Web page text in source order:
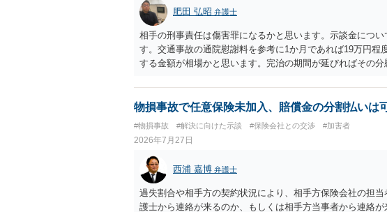
肥田 弘昭 弁護士
相手の刑事責任は傷害罪になるかと思います。示談金につ
す。交通事故の通院慰謝料を参考に1か月であれば19万円程
する金額が相場かと思います。完治の期間が延びればその
物損事故で任意保険未加入、賠償金の分割払いは
#物損事故 #解決に向けた示談 #保険会社との交渉 #加害者
2026年7月27日
西浦 嘉博 弁護士
過失割合や相手方の契約状況により、相手方保険会社の担
護士から連絡が来るのか、もしくは相手方当事者から連絡